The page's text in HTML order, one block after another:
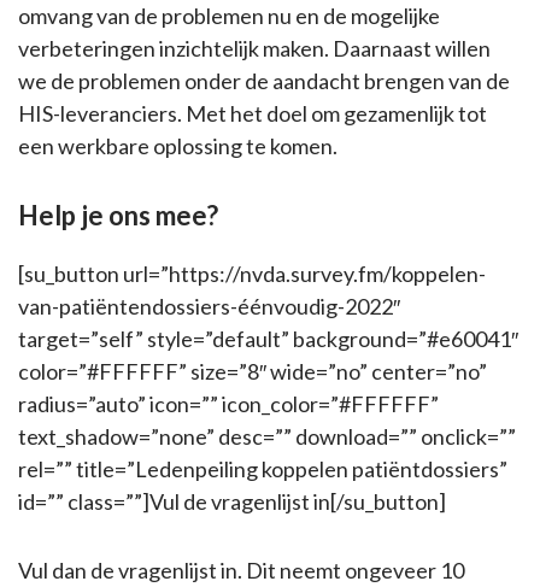
omvang van de problemen nu en de mogelijke
verbeteringen inzichtelijk maken. Daarnaast willen
we de problemen onder de aandacht brengen van de
HIS-leveranciers. Met het doel om gezamenlijk tot
een werkbare oplossing te komen.
Help je ons mee?
[su_button url=”https://nvda.survey.fm/koppelen-
van-patiëntendossiers-éénvoudig-2022″
target=”self” style=”default” background=”#e60041″
color=”#FFFFFF” size=”8″ wide=”no” center=”no”
radius=”auto” icon=”” icon_color=”#FFFFFF”
text_shadow=”none” desc=”” download=”” onclick=””
rel=”” title=”Ledenpeiling koppelen patiëntdossiers”
id=”” class=””]Vul de vragenlijst in[/su_button]
Vul dan de vragenlijst in. Dit neemt ongeveer 10